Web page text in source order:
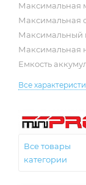
Максимальная
Максимальная
Максимальный
Максимальная
Емкость
Все
Все товары
категории